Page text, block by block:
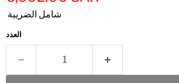
شامل الضريبة
العدد